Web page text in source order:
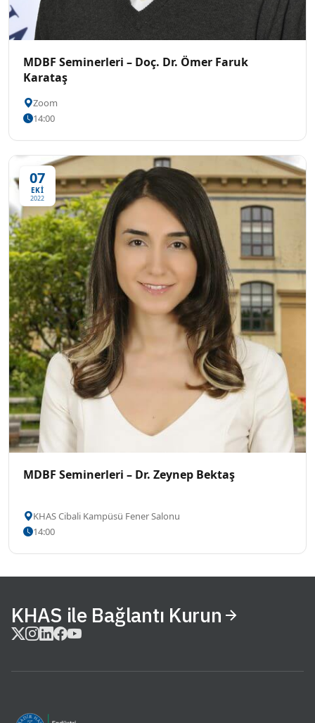
MDBF Seminerleri – Doç. Dr. Ömer Faruk
Karataş
Zoom
14:00
07
EKİ
2022
MDBF Seminerleri – Dr. Zeynep Bektaş
KHAS Cibali Kampüsü Fener Salonu
14:00
KHAS ile Bağlantı Kurun